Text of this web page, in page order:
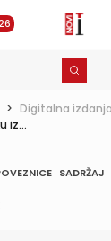
> Digitalna izdanja
iz...
SADRŽAJ